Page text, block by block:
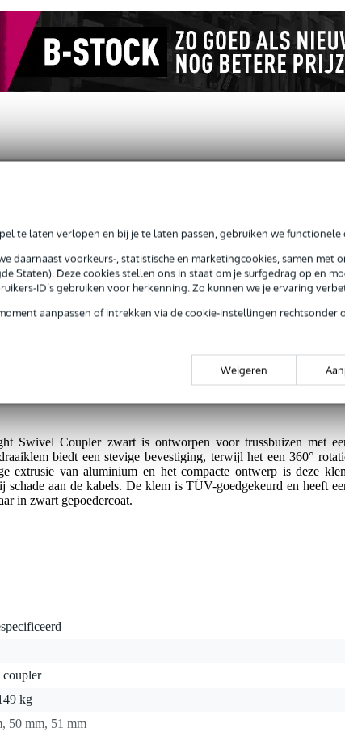
te laten verlopen en bij je te laten passen, gebruiken we functionele
daarnaast voorkeurs-, statistische en marketingcookies, samen met
Staten). Deze cookies stellen ons in staat om je surfgedrag op en
ID’s gebruiken voor herkenning. Zo kunnen we je ervaring
aanpassen of intrekken via de cookie-instellingen rechtsonder
Weigeren
Coupler Black
jaar Bax Music Garantie.
Swivel Coupler zwart is ontworpen voor trussbuizen met
biedt een stevige bevestiging, terwijl het een 360°
extrusie van aluminium en het compacte ontwerp is deze
schade aan de kabels. De klem is TÜV-goedgekeurd en heeft
in zwart gepoedercoat.
kg
50 mm, 51 mm